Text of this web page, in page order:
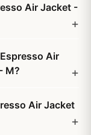
Air Jacket -
Air
M?
Air Jacket